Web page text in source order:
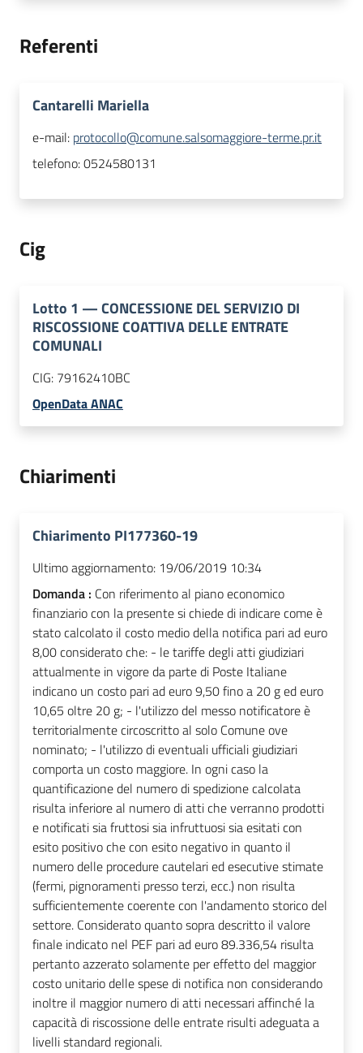
Referenti
Cantarelli Mariella
e-mail: protocollo@comune.salsomaggiore-terme.pr.it
telefono:0524580131
Cig
Lotto 1 —CONCESSIONE DEL SERVIZIO DI
RISCOSSIONE COATTIVA DELLE ENTRATE
COMUNALI
CIG: 79162410BC
OpenData ANAC
Chiarimenti
Chiarimento PI177360-19
Ultimo aggiornamento: 19/06/2019 10:34
Domanda : Con riferimento al piano economico
finanziario con la presente si chiede di indicare come è
stato calcolato il costo medio della notifica pari ad euro
8,00 considerato che: - le tariffe degli atti giudiziari
attualmente in vigore da parte di Poste Italiane
indicano un costo pari ad euro 9,50 fino a 20 g ed euro
10,65 oltre 20 g; - l'utilizzo del messo notificatore è
territorialmente circoscritto al solo Comune ove
nominato; - l'utilizzo di eventuali ufficiali giudiziari
comporta un costo maggiore. In ogni caso la
quantificazione del numero di spedizione calcolata
risulta inferiore al numero di atti che verranno prodotti
e notificati sia fruttosi sia infruttuosi sia esitati con
esito positivo che con esito negativo in quanto il
numero delle procedure cautelari ed esecutive stimate
(fermi, pignoramenti presso terzi, ecc.) non risulta
sufficientemente coerente con l'andamento storico del
settore. Considerato quanto sopra descritto il valore
finale indicato nel PEF pari ad euro 89.336,54 risulta
pertanto azzerato solamente per effetto del maggior
costo unitario delle spese di notifica non considerando
inoltre il maggior numero di atti necessari affinché la
capacità di riscossione delle entrate risulti adeguata a
livelli standard regionali.